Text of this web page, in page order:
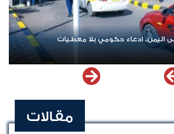
اليمن.. ادعاء حكومي بلا معطيات
مقالات